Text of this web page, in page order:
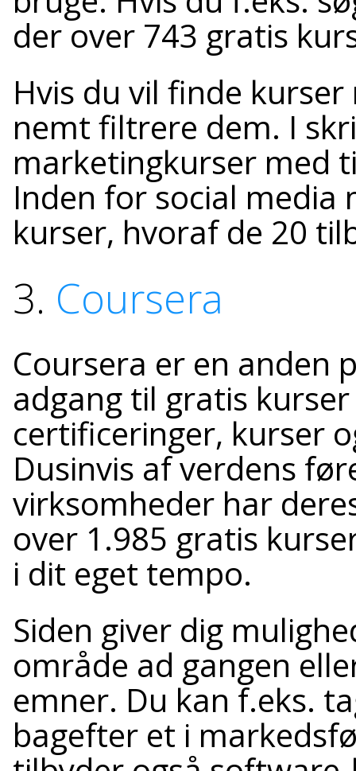
der over 743 gratis
Hvis du vil finde
nemt filtrere dem. I
marketingkurser med
Inden for social media
kurser, hvoraf de 20
3. Coursera
Coursera er en anden
adgang til gratis
certificeringer, kurser
Dusinvis af verdens
virksomheder har
over 1.985 gratis
i dit eget tempo.
Siden giver dig
område ad gangen
emner. Du kan f.eks.
bagefter et i